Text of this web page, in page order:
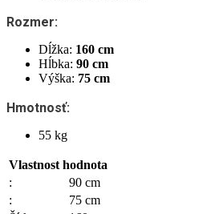
Rozmer:
Dĺžka: 160 cm
Hĺbka: 90 cm
Výška: 75 cm
Hmotnosť:
55 kg
Vlastnost hodnota
:
90 cm
:
75 cm